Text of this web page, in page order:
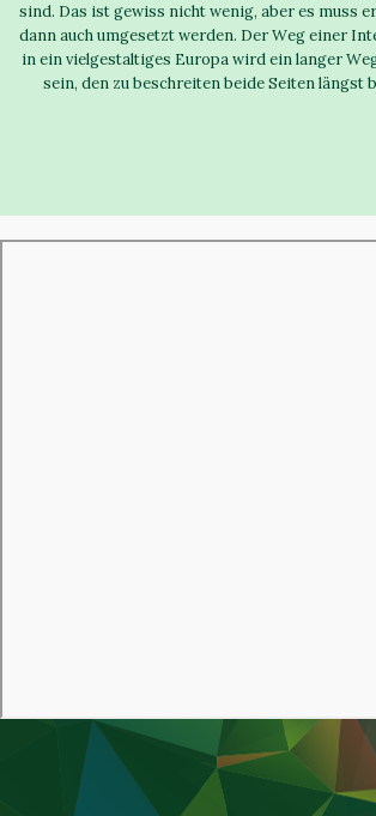
sind. Das ist gewiss nicht wenig, aber es muss
dann auch umgesetzt werden. Der Weg einer
in ein vielgestaltiges Europa wird ein langer
sein, den zu beschreiten beide Seiten längst